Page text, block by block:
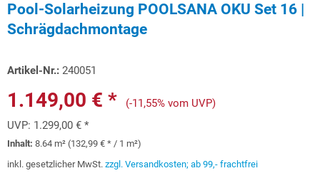
Pool-Solarheizung POOLSANA OKU Set 16 |
Schrägdachmontage
Artikel-Nr.: 240051
1.149,00 € *
(-11,55% vom UVP)
UVP: 1.299,00 € *
Inhalt: 8.64 m² (132,99 € * / 1 m²)
inkl. gesetzlicher MwSt. zzgl. Versandkosten; ab 99,- frachtfrei